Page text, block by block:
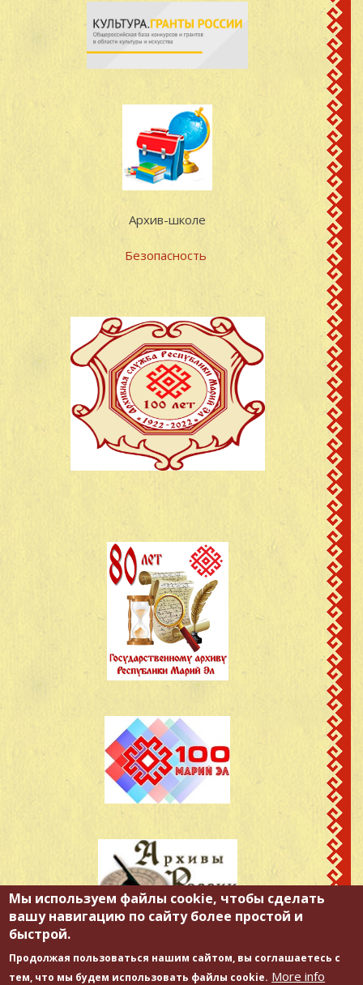
Архив-школе
Безопасность
Мы используем файлы cookie, чтобы сделать
вашу навигацию по сайту более простой и
быстрой.
Продолжая пользоваться нашим сайтом, вы соглашаетесь с
тем, что мы будем использовать файлы cookie. More info